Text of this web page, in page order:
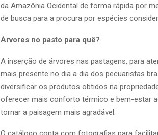
da Amazônia Ocidental de forma rápida por
de busca para a procura por espécies
Árvores no pasto para quê?
A inserção de árvores nas pastagens, para
mais presente no dia a dia dos pecuaristas
diversificar os produtos obtidos na
oferecer mais conforto térmico e bem-estar
tornar a paisagem mais agradável.